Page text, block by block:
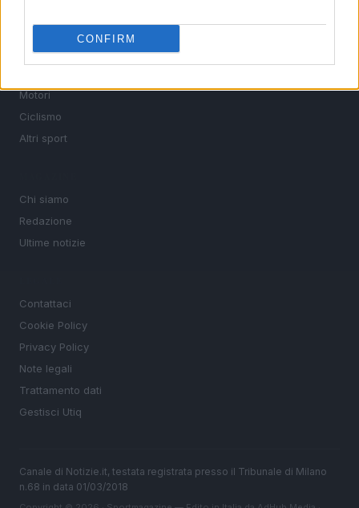
CONFIRM
Calcio
Tennis
Motori
Ciclismo
Altri sport
Chi siamo
Redazione
Ultime notizie
Contattaci
Cookie Policy
Privacy Policy
Note legali
Trattamento dati
Gestisci Utiq
Canale di Notizie.it, testata registrata presso il Tribunale di Milano
n.68 in data 01/03/2018